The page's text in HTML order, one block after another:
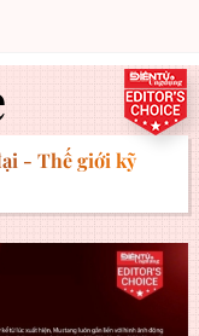
- Thế giới kỹ